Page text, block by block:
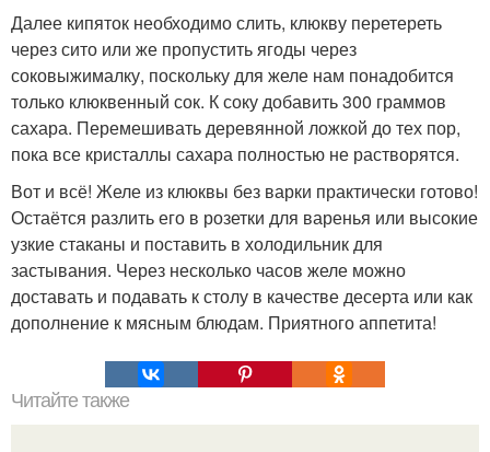
Далее кипяток необходимо слить, клюкву перетереть
через сито или же пропустить ягоды через
соковыжималку, поскольку для желе нам понадобится
только клюквенный сок. К соку добавить 300 граммов
сахара. Перемешивать деревянной ложкой до тех пор,
пока все кристаллы сахара полностью не растворятся.
Вот и всё! Желе из клюквы без варки практически готово!
Остаётся разлить его в розетки для варенья или высокие
узкие стаканы и поставить в холодильник для
застывания. Через несколько часов желе можно
доставать и подавать к столу в качестве десерта или как
дополнение к мясным блюдам. Приятного аппетита!
Читайте также